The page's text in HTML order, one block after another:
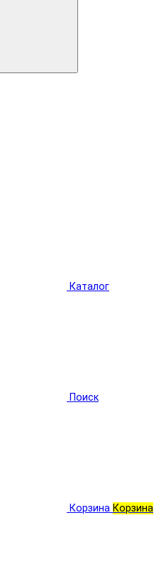
Каталог
Поиск
Корзина Корзина